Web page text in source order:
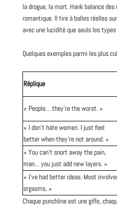
la drogue, la mort. Hank balance
romantique. Il tire à balles réelles
avec une lucidité que seuls les
Quelques exemples parmi les plus
Réplique
« People… they’re the worst. »
« I don’t hate women. I just feel
better when they’re not around. »
« You can’t snort away the pain,
man… you just add new layers. »
« I’ve had better ideas. Most
orgasms. »
Chaque punchline est une gifle,